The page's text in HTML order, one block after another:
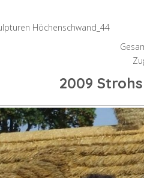
Höchenschwand_44
2009